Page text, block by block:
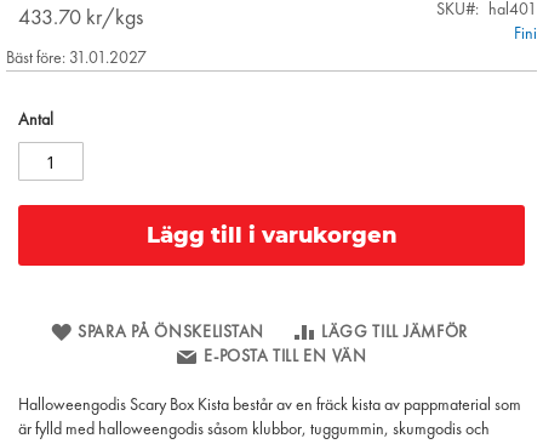
the
gallery
433.70 kr/kgs
SKU
hal401
Fini
Bäst före: 31.01.2027
Antal
Lägg till i varukorgen
SPARA PÅ ÖNSKELISTAN
LÄGG TILL JÄMFÖR
E-POSTA TILL EN VÄN
Halloweengodis Scary Box Kista består av en fräck kista av pappmaterial som
är fylld med halloweengodis såsom klubbor, tuggummin, skumgodis och